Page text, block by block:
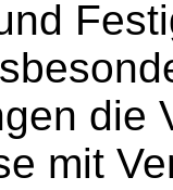
die
mit